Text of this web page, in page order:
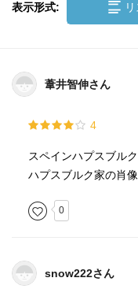
表示形式:
葦井智伸さん
4
スペインハプスブル
ハプスブルク家の肖
0
snow222さん